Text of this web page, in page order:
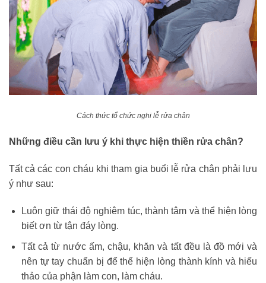
Cách thức tổ chức nghi lễ rửa chân
Những điều cần lưu ý khi thực hiện thiền rửa chân?
Tất cả các con cháu khi tham gia buổi lễ rửa chân phải lưu
ý như sau:
Luôn giữ thái độ nghiêm túc, thành tâm và thể hiện lòng
biết ơn từ tận đáy lòng.
Tất cả từ nước ấm, chậu, khăn và tất đều là đồ mới và
nên tự tay chuẩn bị để thể hiện lòng thành kính và hiếu
thảo của phận làm con, làm cháu.